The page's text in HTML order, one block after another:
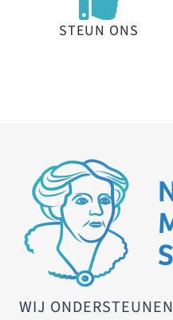
STEUN ONS
WIJ ONDERSTEUNEN